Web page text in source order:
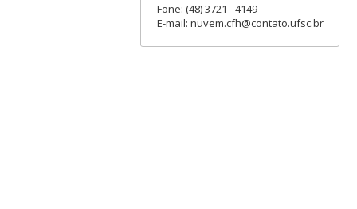
Fone: (48) 3721 - 4149
E-mail: nuvem.cfh@contato.ufsc.br